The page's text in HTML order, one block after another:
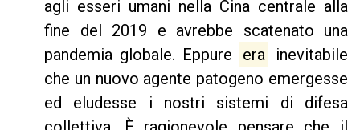
agli esseri umani nella Cina centrale alla
fine del 2019 e avrebbe scatenato una
pandemia globale. Eppure
era
inevitabile
che un nuovo agente patogeno emergesse
ed eludesse i nostri sistemi di difesa